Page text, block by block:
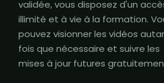
validée, vous disposez d'un
illimité et à vie à la formation.
pouvez visionner les vidéos
fois que nécessaire et suivre les
mises à jour futures